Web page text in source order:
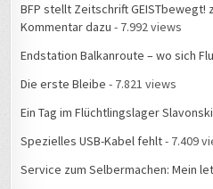
BFP stellt Zeitschrift GEISTbewegt!
Kommentar dazu - 7.992 views
Endstation Balkanroute – wo sich
Die erste Bleibe - 7.821 views
Ein Tag im Flüchtlingslager
Spezielles USB-Kabel fehlt- 7.409
Service zum Selbermachen: Mein